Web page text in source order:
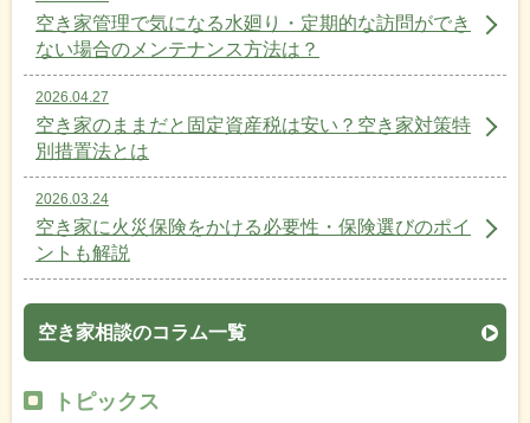
空き家管理で気になる水廻り・定期的な訪問ができ
ない場合のメンテナンス方法は？
2026.04.27
空き家のままだと固定資産税は安い？空き家対策特
別措置法とは
2026.03.24
空き家に火災保険をかける必要性・保険選びのポイ
ントも解説
空き家相談のコラム一覧
トピックス